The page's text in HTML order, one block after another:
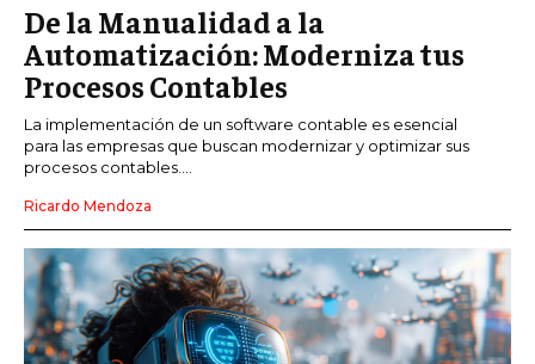
De la Manualidad a la
Automatización: Moderniza tus
Procesos Contables
La implementación de un software contable es esencial
para las empresas que buscan modernizar y optimizar sus
procesos contables....
Ricardo Mendoza